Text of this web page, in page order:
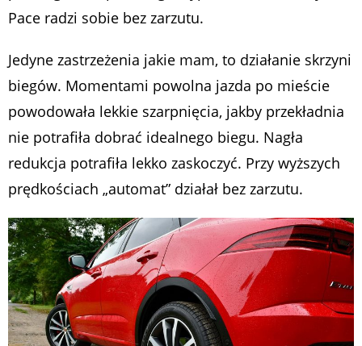
Pace radzi sobie bez zarzutu.
Jedyne zastrzeżenia jakie mam, to działanie skrzyni
biegów. Momentami powolna jazda po mieście
powodowała lekkie szarpnięcia, jakby przekładnia
nie potrafiła dobrać idealnego biegu. Nagła
redukcja potrafiła lekko zaskoczyć. Przy wyższych
prędkościach „automat” działał bez zarzutu.